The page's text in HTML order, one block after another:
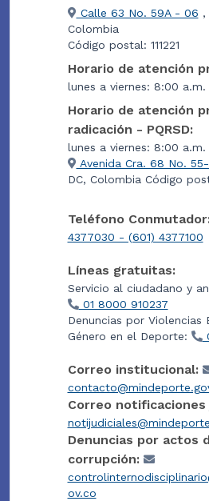
Calle 63 No. 59A - 06 ,
Colombia
Código postal: 111221
Horario de atención
lunes a viernes: 8:00
Horario de atención
radicación - PQRSD:
lunes a viernes: 8:00
Avenida Cra. 68 No.
DC, Colombia Código
Teléfono
4377030 - (601) 4377100
Líneas gratuitas:
Servicio al ciudadano y
01 8000 910237
Denuncias por Violencias
Género en el Deporte:
Correo institucional:
Correo notificaciones
Denuncias por actos
corrupción:
ov.co